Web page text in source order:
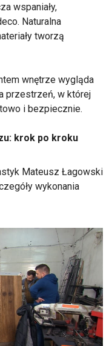
wspaniały,
Naturalna
tworzą
wnętrze wygląda
przestrzeń, w której
i bezpiecznie.
krok po kroku
Mateusz Łagowski
wykonania